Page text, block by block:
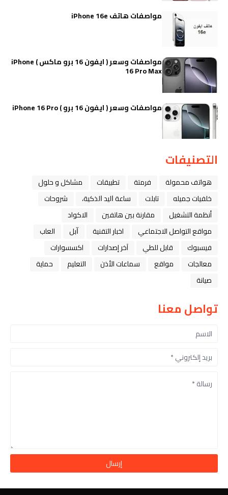
مواصفات هاتف iPhone 16e
مواصفات وسعر ( ايفون 16 برو ماكس ) iPhone
16 Pro Max
مواصفات وسعر ( ايفون 16 برو ) iPhone 16 Pro
التصنيفات
هواتف محمولة فرمتة تطبيقات
مشاكل و حلول
خلفيات جميله
تابلت ﺳﺎﻋﺔ ﺍﻟﻴﺪ ﺍﻟﺬﻛﻴﺔ،
شروحات
أنظمة التشغيل
مقارنة بين هاتفين
الاكواد
مواقع التواصل الاجتماعي
اخبار التقنية ﺁﺑﻞ
العاب
فيسبوك
قابل للطي آخر إصدارات
اكسسوارات
معالجات
مواقع سماعات الأذن التعليم
حماية
صيانة
تواصل معنا